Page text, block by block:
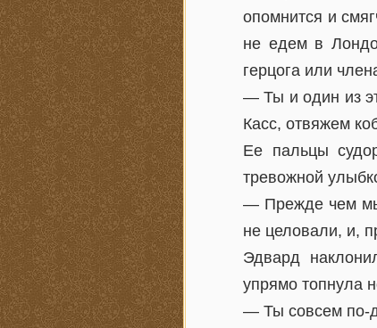
опомнится и
не едем в
герцога или
— Ты и один из
Касс, отвяжем
Ее пальцы
тревожной
— Прежде чем мы
не целовали, и,
Эдвард
упрямо топнула
— Ты совсем по-